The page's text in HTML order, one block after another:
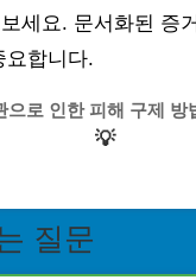
세요. 문서화된 증
요합니다.
으로 인한 피해 구제 방
💡
질문